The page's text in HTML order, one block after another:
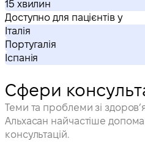
15 хвилин
Доступно для пацієнтів у
Італія
Португалія
Іспанія
Сфери
Теми та проблеми зі
Альхасан найчастіше
консультацій.